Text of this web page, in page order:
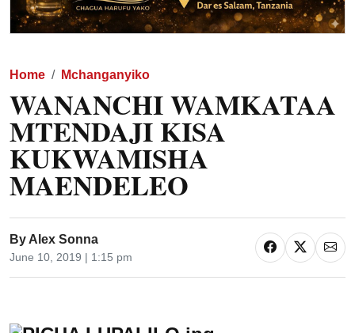
Home Mchanganyiko
WANANCHI WAMKATAA
MTENDAJI KISA
KUKWAMISHA
MAENDELEO
By Alex Sonna
June 10, 2019 | 1:15 pm